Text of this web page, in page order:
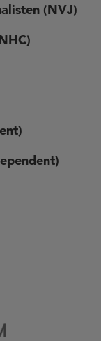
(NVJ)